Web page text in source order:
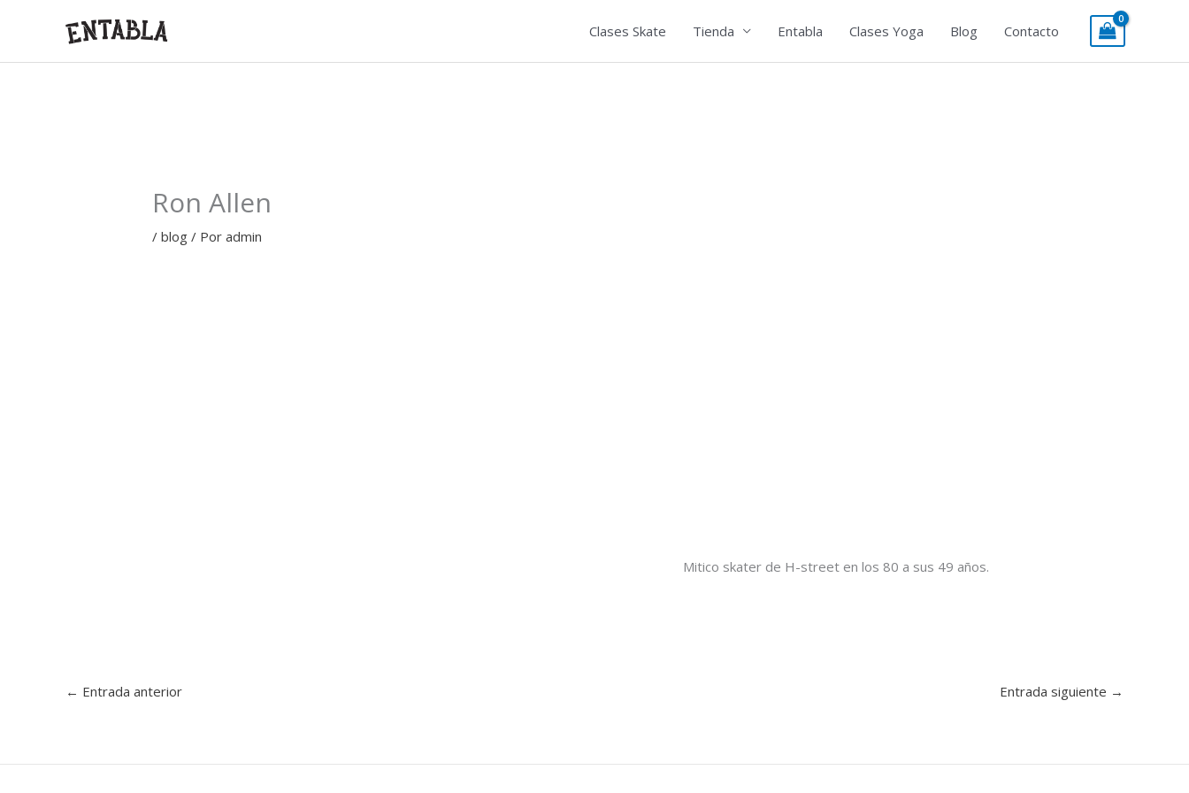
contenido
Clases Skate Tienda Entabla Clases Yoga Blog Contacto
Ron Allen
/blog / Poradmin
Mitico skater de H-street en los 80 a sus 49 años.
← Entrada anterior Entrada siguiente →